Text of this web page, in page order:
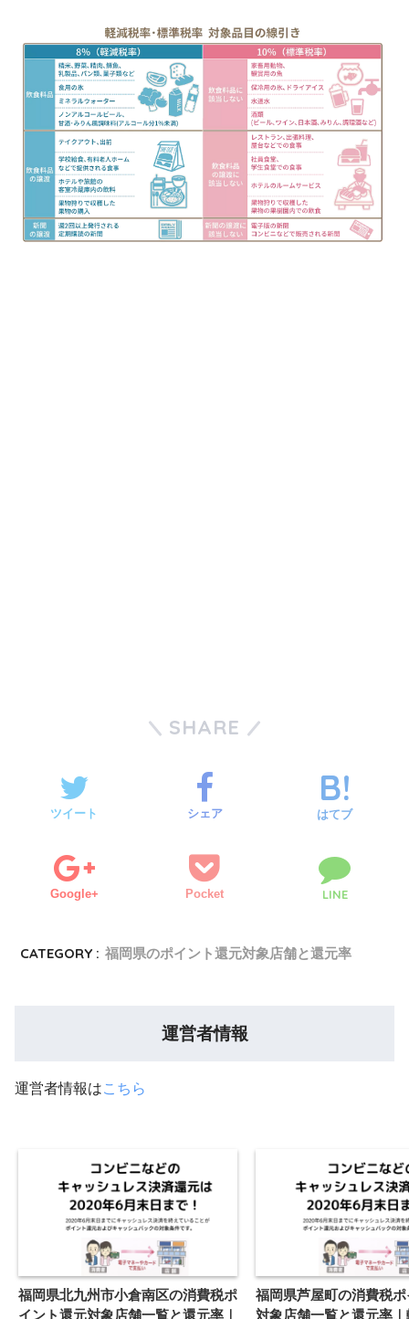
SHARE
ツイート シェア はてブ
Google+ Pocket LINE
CATEGORY : 福岡県のポイント還元対象店舗と還元率
運営者情報
運営者情報はこちら
福岡県北九州市小倉南区の消費税ポ
イント還元対象店舗一覧と還元率｜
福岡県芦屋町の消費税
対象店舗一覧と還元率